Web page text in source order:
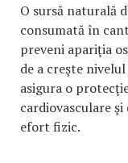
O sursă naturală
consumată în
preveni apariţia
de a creşte
asigura o
cardiovasculare
efort fizic.